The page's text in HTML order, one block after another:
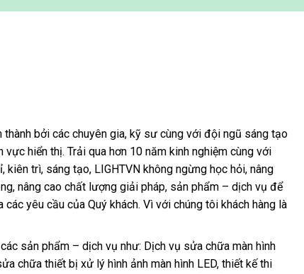
thành bởi các chuyên gia, kỹ sư cùng với đội ngũ sáng tạo
vực hiển thị. Trải qua hơn 10 năm kinh nghiệm cùng với
kiên trì, sáng tạo, LIGHTVN không ngừng học hỏi, nâng
nâng cao chất lượng giải pháp, sản phẩm – dịch vụ để
yêu cầu của Quý khách. Vì với chúng tôi khách hàng là
sản phẩm – dịch vụ như: Dịch vụ sửa chữa màn hình
chữa thiết bị xử lý hình ảnh màn hình LED, thiết kế thi